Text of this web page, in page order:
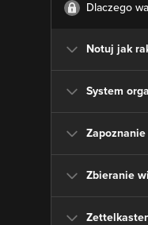
Dlaczego
Notuj jak
System
Zbieranie